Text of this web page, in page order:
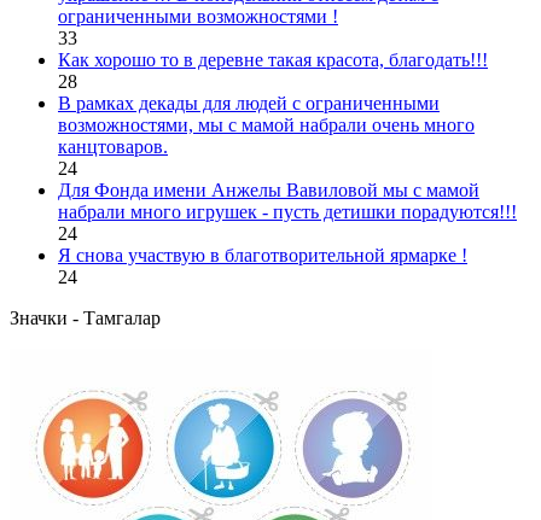
ограниченными возможностями !
33
Как хорошо то в деревне такая красота, благодать!!!
28
В рамках декады для людей с ограниченными
возможностями, мы с мамой набрали очень много
канцтоваров.
24
Для Фонда имени Анжелы Вавиловой мы с мамой
набрали много игрушек - пусть детишки порадуются!!!
24
Я снова участвую в благотворительной ярмарке !
24
Значки - Тамгалар